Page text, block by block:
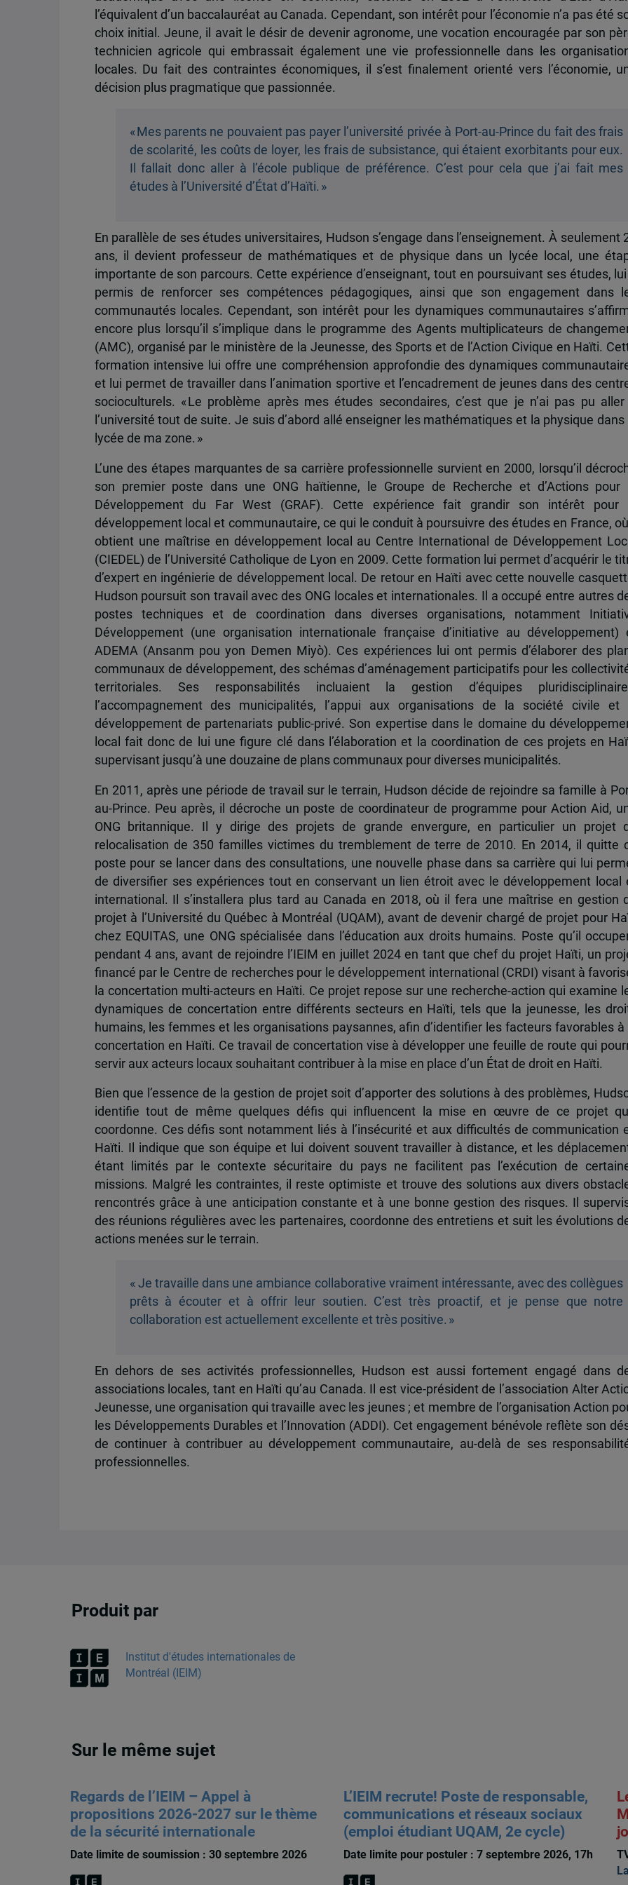
l’équivalent d’un baccalauréat au Canada. Cependant, son intérêt pour l’économie n’a pas été
choix initial. Jeune, il avait le désir de devenir agronome, une vocation encouragée par son
technicien agricole qui embrassait également une vie professionnelle dans les
locales. Du fait des contraintes économiques, il s’est finalement orienté vers l’économie,
décision plus pragmatique que passionnée.
« Mes parents ne pouvaient pas payer l’université privée à Port-au-Prince du fait des frais
de scolarité, les coûts de loyer, les frais de subsistance, qui étaient exorbitants pour eux.
Il fallait donc aller à l’école publique de préférence. C’est pour cela que j’ai fait mes
études à l’Université d’État d’Haïti. »
En parallèle de ses études universitaires, Hudson s’engage dans l’enseignement. À seulement
ans, il devient professeur de mathématiques et de physique dans un lycée local, une
importante de son parcours. Cette expérience d’enseignant, tout en poursuivant ses études,
permis de renforcer ses compétences pédagogiques, ainsi que son engagement dans
communautés locales. Cependant, son intérêt pour les dynamiques communautaires
encore plus lorsqu’il s’implique dans le programme des Agents multiplicateurs de
(AMC), organisé par le ministère de la Jeunesse, des Sports et de l’Action Civique en Haïti.
formation intensive lui offre une compréhension approfondie des dynamiques
et lui permet de travailler dans l’animation sportive et l’encadrement de jeunes dans des
socioculturels. « Le problème après mes études secondaires, c’est que je n’ai pas pu aller
l’université tout de suite. Je suis d’abord allé enseigner les mathématiques et la physique dans
lycée de ma zone. »
L’une des étapes marquantes de sa carrière professionnelle survient en 2000, lorsqu’il
son premier poste dans une ONG haïtienne, le Groupe de Recherche et d’Actions pour
Développement du Far West (GRAF). Cette expérience fait grandir son intérêt pour
développement local et communautaire, ce qui le conduit à poursuivre des études en France, où
obtient une maîtrise en développement local au Centre International de Développement
(CIEDEL) de l’Université Catholique de Lyon en 2009. Cette formation lui permet d’acquérir le
d’expert en ingénierie de développement local. De retour en Haïti avec cette nouvelle
Hudson poursuit son travail avec des ONG locales et internationales. Il a occupé entre autres
postes techniques et de coordination dans diverses organisations, notamment
Développement (une organisation internationale française d’initiative au développement)
ADEMA (Ansanm pou yon Demen Miyò). Ces expériences lui ont permis d’élaborer des
communaux de développement, des schémas d’aménagement participatifs pour les
territoriales. Ses responsabilités incluaient la gestion d’équipes
l’accompagnement des municipalités, l’appui aux organisations de la société civile et
développement de partenariats public-privé. Son expertise dans le domaine du
local fait donc de lui une figure clé dans l’élaboration et la coordination de ces projets en
supervisant jusqu’à une douzaine de plans communaux pour diverses municipalités.
En 2011, après une période de travail sur le terrain, Hudson décide de rejoindre sa famille à
au-Prince. Peu après, il décroche un poste de coordinateur de programme pour Action Aid,
ONG britannique. Il y dirige des projets de grande envergure, en particulier un projet
relocalisation de 350 familles victimes du tremblement de terre de 2010. En 2014, il quitte
poste pour se lancer dans des consultations, une nouvelle phase dans sa carrière qui lui
de diversifier ses expériences tout en conservant un lien étroit avec le développement local
international. Il s’installera plus tard au Canada en 2018, où il fera une maîtrise en gestion
projet à l’Université du Québec à Montréal (UQAM), avant de devenir chargé de projet pour
chez EQUITAS, une ONG spécialisée dans l’éducation aux droits humains. Poste qu’il
pendant 4 ans, avant de rejoindre l’IEIM en juillet 2024 en tant que chef du projet Haïti, un
financé par le Centre de recherches pour le développement international (CRDI) visant à
la concertation multi-acteurs en Haïti. Ce projet repose sur une recherche-action qui examine
dynamiques de concertation entre différents secteurs en Haïti, tels que la jeunesse, les
humains, les femmes et les organisations paysannes, afin d’identifier les facteurs favorables à
concertation en Haïti. Ce travail de concertation vise à développer une feuille de route qui
servir aux acteurs locaux souhaitant contribuer à la mise en place d’un État de droit en Haïti.
Bien que l’essence de la gestion de projet soit d’apporter des solutions à des problèmes,
identifie tout de même quelques défis qui influencent la mise en œuvre de ce projet
coordonne. Ces défis sont notamment liés à l’insécurité et aux difficultés de communication
Haïti. Il indique que son équipe et lui doivent souvent travailler à distance, et les
étant limités par le contexte sécuritaire du pays ne facilitent pas l’exécution de
missions. Malgré les contraintes, il reste optimiste et trouve des solutions aux divers
rencontrés grâce à une anticipation constante et à une bonne gestion des risques. Il
des réunions régulières avec les partenaires, coordonne des entretiens et suit les évolutions
actions menées sur le terrain.
« Je travaille dans une ambiance collaborative vraiment intéressante, avec des collègues
prêts à écouter et à offrir leur soutien. C’est très proactif, et je pense que notre
collaboration est actuellement excellente et très positive. »
En dehors de ses activités professionnelles, Hudson est aussi fortement engagé dans
associations locales, tant en Haïti qu’au Canada. Il est vice-président de l’association Alter
Jeunesse, une organisation qui travaille avec les jeunes ; et membre de l’organisation Action
les Développements Durables et l’Innovation (ADDI). Cet engagement bénévole reflète son
de continuer à contribuer au développement communautaire, au-delà de ses
professionnelles.
Produit par
Institut d'études internationales de
Montréal (IEIM)
Sur le même sujet
Regards de l’IEIM – Appel à
propositions 2026-2027 sur le thème
de la sécurité internationale
Date limite de soumission : 30 septembre 2026
L’IEIM recrute! Poste de responsable,
communications et réseaux sociaux
(emploi étudiant UQAM, 2e cycle)
Date limite pour postuler : 7 septembre 2026, 17h